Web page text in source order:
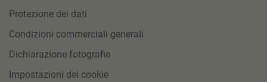
Protezione dei dati
Condizioni commerciali generali
Dichiarazione fotografie
Impostazioni dei cookie